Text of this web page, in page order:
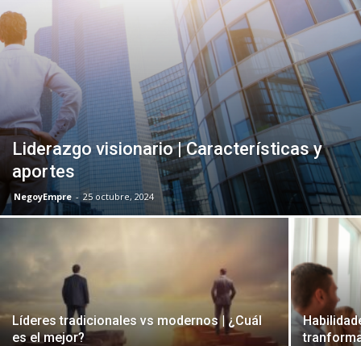
Liderazgo visionario | Características y
aportes
NegoyEmpre - 25 octubre, 2024
Líderes tradicionales vs modernos | ¿Cuál
es el mejor?